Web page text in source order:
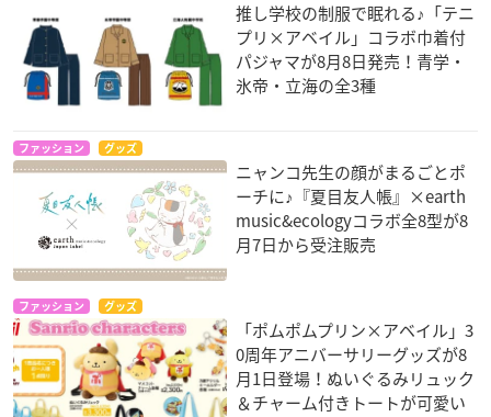
推し学校の制服で眠れる♪「テニ
プリ×アベイル」コラボ巾着付
パジャマが8月8日発売！青学・
氷帝・立海の全3種
ファッション グッズ
ニャンコ先生の顔がまるごとポ
ーチに♪『夏目友人帳』×earth
music&ecologyコラボ全8型が8
月7日から受注販売
ファッション グッズ
「ポムポムプリン×アベイル」3
0周年アニバーサリーグッズが8
月1日登場！ぬいぐるみリュック
＆チャーム付きトートが可愛い